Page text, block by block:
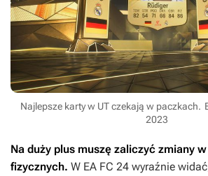
Najlepsze karty w UT czekają w paczkach.
2023
Na duży plus muszę zaliczyć zmiany
fizycznych. W EA FC 24 wyraźnie